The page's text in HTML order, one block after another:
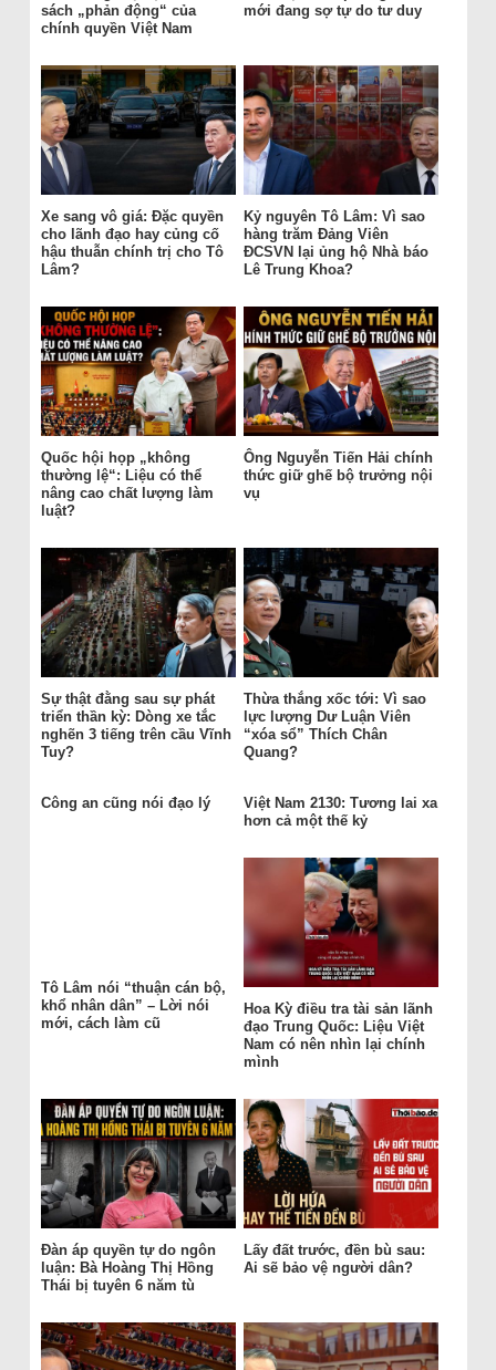
sách „phản động“ của
chính quyền Việt Nam
mới đang sợ tự do tư duy
Xe sang vô giá: Đặc quyền
cho lãnh đạo hay củng cố
hậu thuẫn chính trị cho Tô
Lâm?
Kỷ nguyên Tô Lâm: Vì sao
hàng trăm Đảng Viên
ĐCSVN lại ủng hộ Nhà báo
Lê Trung Khoa?
Quốc hội họp „không
thường lệ“: Liệu có thể
nâng cao chất lượng làm
luật?
Ông Nguyễn Tiến Hải chính
thức giữ ghế bộ trưởng nội
vụ
Sự thật đằng sau sự phát
triển thần kỳ: Dòng xe tắc
nghẽn 3 tiếng trên cầu Vĩnh
Tuy?
Thừa thắng xốc tới: Vì sao
lực lượng Dư Luận Viên
“xóa sổ” Thích Chân
Quang?
Công an cũng nói đạo lý
Việt Nam 2130: Tương lai xa
hơn cả một thế kỷ
Tô Lâm nói “thuận cán bộ,
khổ nhân dân” – Lời nói
mới, cách làm cũ
Hoa Kỳ điều tra tài sản lãnh
đạo Trung Quốc: Liệu Việt
Nam có nên nhìn lại chính
mình
Đàn áp quyền tự do ngôn
luận: Bà Hoàng Thị Hồng
Thái bị tuyên 6 năm tù
Lấy đất trước, đền bù sau:
Ai sẽ bảo vệ người dân?